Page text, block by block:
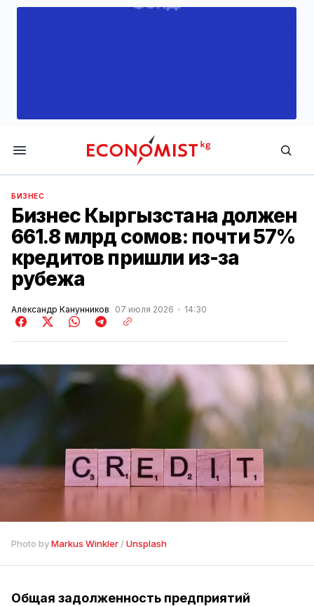
Economist.kg
БИЗНЕС
Бизнес Кыргызстана должен
661.8 млрд сомов: почти 57%
кредитов пришли из-за
рубежа
Александр Канунников 07 июля 2026 14:30
Photo by Markus Winkler / Unsplash
Общая задолженность предприятий